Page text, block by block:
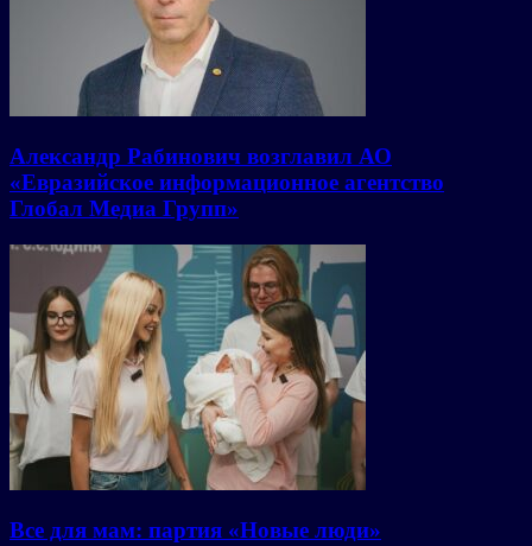
Александр Рабинович возглавил АО
«Евразийское информационное агентство
Глобал Медиа Групп»
Все для мам: партия «Новые люди»